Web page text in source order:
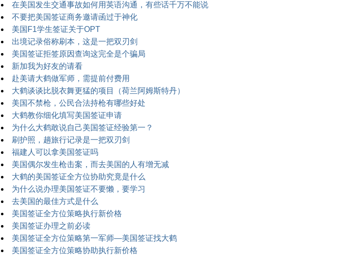
在美国发生交通事故如何用英语沟通，有些话千万不能说
不要把美国签证商务邀请函过于神化
美国F1学生签证关于OPT
出境记录俗称刷本，这是一把双刃剑
美国签证拒签原因查询这完全是个骗局
新加我为好友的请看
赴美请大鹤做军师，需提前付费用
大鹤谈谈比脱衣舞更猛的项目（荷兰阿姆斯特丹）
美国不禁枪，公民合法持枪有哪些好处
大鹤教你细化填写美国签证申请
为什么大鹤敢说自己美国签证经验第一？
刷护照，趟旅行记录是一把双刃剑
福建人可以拿美国签证吗
美国偶尔发生枪击案，而去美国的人有增无减
大鹤的美国签证全方位协助究竟是什么
为什么说办理美国签证不要懒，要学习
去美国的最佳方式是什么
美国签证全方位策略执行新价格
美国签证办理之前必读
美国签证全方位策略第一军师—美国签证找大鹤
美国签证全方位策略协助执行新价格